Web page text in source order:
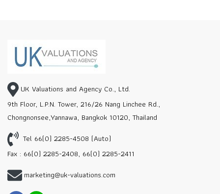
UK Valuations and Agency Co., Ltd.
9th Floor, L.P.N. Tower, 216/26 Nang Linchee Rd.,
Chongnonsee,Yannawa, Bangkok 10120, Thailand
Tel 66(0) 2285-4508 (Auto)
Fax : 66(0) 2285-2408, 66(0) 2285-2411
marketing@uk-valuations.com